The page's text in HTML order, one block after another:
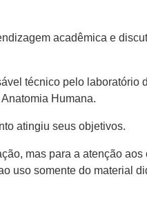
acadêmica e
técnico pelo laboratório
Humana.
atingiu seus objetivos.
mas para a atenção aos
uso somente do material